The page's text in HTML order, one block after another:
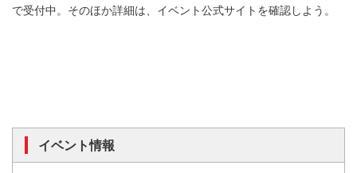
で受付中。そのほか詳細は、イベント公式サイトを確認しよう。
イベント情報